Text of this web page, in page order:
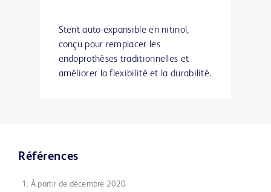
Stent auto-expansible en nitinol,
conçu pour remplacer les
endoprothèses traditionnelles et
améliorer la flexibilité et la durabilité.
Références
À partir de décembre 2020